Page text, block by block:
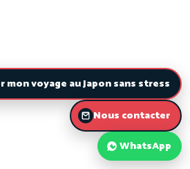
mon voyage au Japon sans stress
Nous contacter
WhatsApp